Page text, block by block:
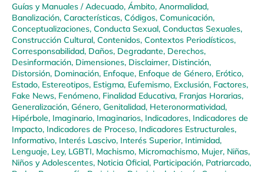
Guías y Manuales /Adecuado, Ámbito, Anormalidad,
Banalización, Características, Códigos, Comunicación,
Conceptualizaciones, Conducta Sexual, Conductas Sexuales,
Construcción Cultural, Contenidos, Contextos Periodísticos,
Corresponsabilidad, Daños, Degradante, Derechos,
Desinformación, Dimensiones, Disclaimer, Distinción,
Distorsión, Dominación, Enfoque, Enfoque de Género, Erótico,
Estado, Estereotipos, Estigma, Eufemismo, Exclusión, Factores,
Fake News, Fenómeno, Finalidad Educativa, Franjas Horarias,
Generalización, Género, Genitalidad, Heteronormatividad,
Hipérbole, Imaginario, Imaginarios, Indicadores, Indicadores de
Impacto, Indicadores de Proceso, Indicadores Estructurales,
Informativo, Interés Lascivo, Interés Superior, Intimidad,
Lenguaje, Ley, LGBTI, Machismo, Micromachismo, Mujer, Niñas,
Niños y Adolescentes, Noticia Oficial, Participación, Patriarcado,